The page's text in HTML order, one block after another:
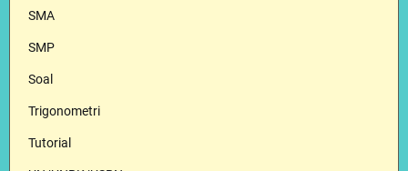
SMA
SMP
Soal
Trigonometri
Tutorial